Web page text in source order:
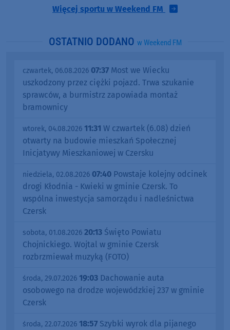
Więcej sportu w Weekend FM
OSTATNIO DODANO w Weekend FM
czwartek, 06.08.2026 07:37 Most we Wiecku
uszkodzony przez ciężki pojazd. Trwa szukanie
sprawców, a burmistrz zapowiada montaż
bramownicy
wtorek, 04.08.2026 11:31 W czwartek (6.08) dzień
otwarty na budowie mieszkań Społecznej
Inicjatywy Mieszkaniowej w Czersku
niedziela, 02.08.2026 07:40 Powstaje kolejny odcinek
drogi Kłodnia - Kwieki w gminie Czersk. To
wspólna inwestycja samorządu i nadleśnictwa
Czersk
sobota, 01.08.2026 20:13 Święto Powiatu
Chojnickiego. Wojtal w gminie Czersk
rozbrzmiewał muzyką (FOTO)
środa, 29.07.2026 19:03 Dachowanie auta
osobowego na drodze wojewódzkiej 237 w gminie
Czersk
środa, 22.07.2026 18:57 Szybki wyrok dla pijanego